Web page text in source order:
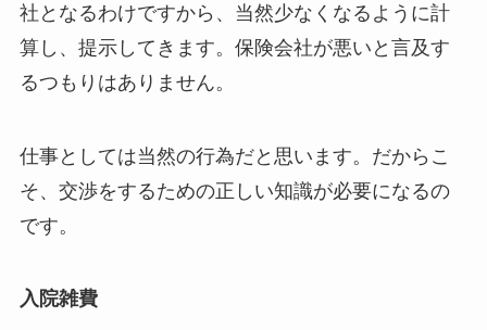
社となるわけですから、当然少なくなるように計
算し、提示してきます。保険会社が悪いと言及す
るつもりはありません。
仕事としては当然の行為だと思います。だからこ
そ、交渉をするための正しい知識が必要になるの
です。
入院雑費